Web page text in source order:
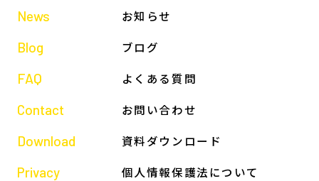
News お知らせ
Blog ブログ
FAQ よくある質問
Contact お問い合わせ
Download 資料ダウンロード
Privacy 個人情報保護法について